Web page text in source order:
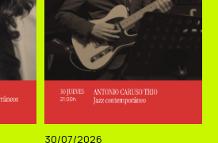
30/07/2026